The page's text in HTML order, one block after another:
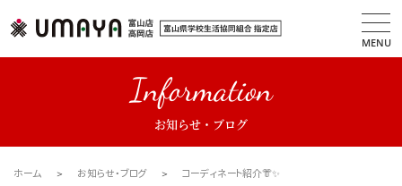
MENU
Information
お知らせ・ブログ
ホーム お知らせ・ブログ コーディネート紹介👘✨